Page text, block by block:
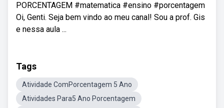
PORCENTAGEM #matematica #ensino #porcentagem
Oi, Genti. Seja bem vindo ao meu canal! Sou a prof. Gis
e nessa aula ...
Tags
Atividade ComPorcentagem 5 Ano
Atividades Para5 Ano Porcentagem